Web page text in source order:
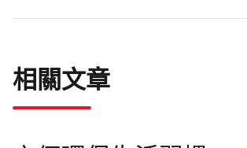
相關文章